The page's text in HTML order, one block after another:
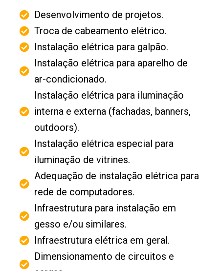
Desenvolvimento de projetos.
Troca de cabeamento elétrico.
Instalação elétrica para galpão.
Instalação elétrica para aparelho de
ar-condicionado.
Instalação elétrica para iluminação
interna e externa (fachadas, banners,
outdoors).
Instalação elétrica especial para
iluminação de vitrines.
Adequação de instalação elétrica para
rede de computadores.
Infraestrutura para instalação em
gesso e/ou similares.
Infraestrutura elétrica em geral.
Dimensionamento de circuitos e